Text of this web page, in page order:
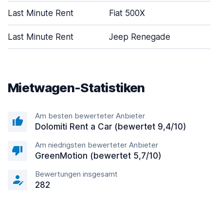
Last Minute Rent Fiat 500X
Last Minute Rent Jeep Renegade
Mietwagen-Statistiken
Am besten bewerteter Anbieter
Dolomiti Rent a Car (bewertet 9,4/10)
Am niedrigsten bewerteter Anbieter
GreenMotion (bewertet 5,7/10)
Bewertungen insgesamt
282